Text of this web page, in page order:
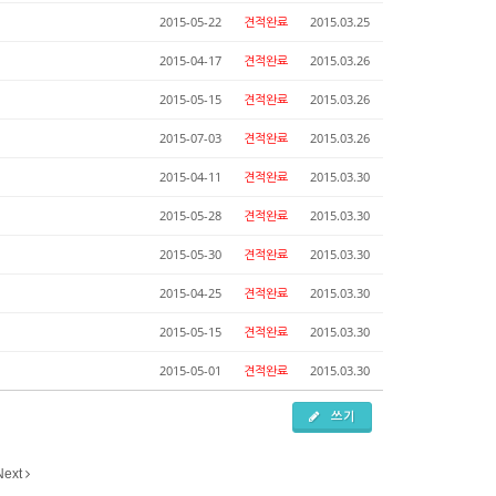
2015-05-22 견적완료 2015.03.25
2015-04-17 견적완료 2015.03.26
2015-05-15 견적완료 2015.03.26
2015-07-03 견적완료 2015.03.26
2015-04-11 견적완료 2015.03.30
2015-05-28 견적완료 2015.03.30
2015-05-30 견적완료 2015.03.30
2015-04-25 견적완료 2015.03.30
2015-05-15 견적완료 2015.03.30
2015-05-01 견적완료 2015.03.30
쓰기